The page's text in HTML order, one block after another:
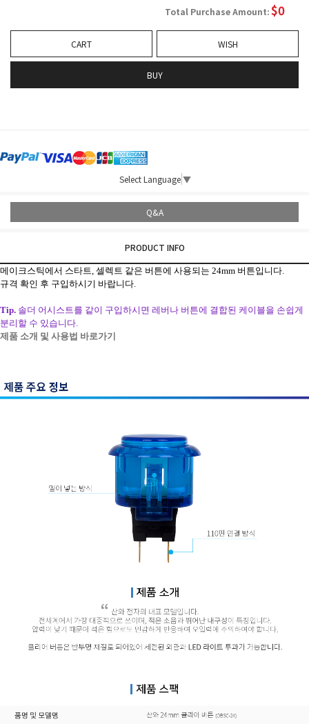
Total Purchase Amount:$0
CART WISH
BUY
Select Language ▼
Q&A
PRODUCT INFO
메이크스틱에서 스타트, 셀렉트 같은 버튼에 사용되는 24mm 버튼입니다.
규격 확인 후 구입하시기 바랍니다.
Tip. 솔더 어시스트를 같이 구입하시면 레버나 버튼에 결합된 케이블을 손쉽게
분리할 수 있습니다.
제품 소개 및 사용법 바로가기